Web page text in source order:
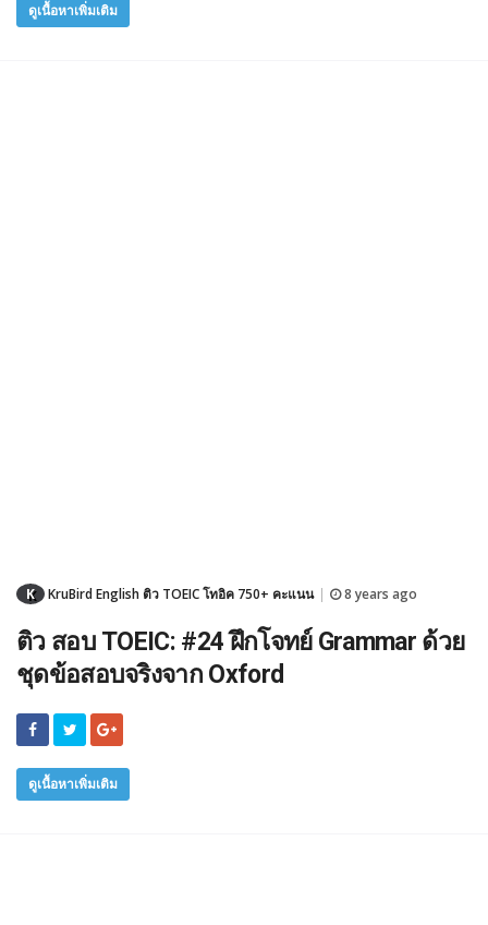
ดูเนื้อหาเพิ่มเติม
K KruBird English ติว TOEIC โทอิค 750+ คะแนน 8 years ago
ติว สอบ TOEIC: #24 ฝึกโจทย์ Grammar ด้วย
ชุดข้อสอบจริงจาก Oxford
ดูเนื้อหาเพิ่มเติม